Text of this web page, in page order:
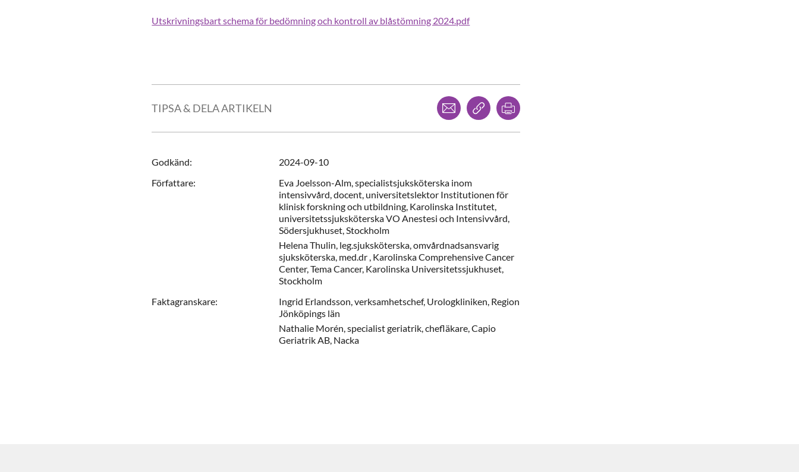
Utskrivningsbart schema för bedömning och kontroll av blåstömning 2024.pdf
TIPSA & DELA ARTIKELN
Dela via mejlKopiera länk
Godkänd:
2024-09-10
Författare: Eva Joelsson-Alm,specialistsjuksköterska inom
intensivvård, docent, universitetslektor Institutionen för
klinisk forskning och utbildning, Karolinska Institutet,
universitetssjuksköterska VO Anestesi och Intensivvård,
Södersjukhuset,Stockholm
HelenaThulin, leg.sjuksköterska, omvårdnadsansvarig
sjuksköterska, med.dr , Karolinska Comprehensive Cancer
Center, Tema Cancer, Karolinska Universitetssjukhuset,
Stockholm
Faktagranskare: Ingrid Erlandsson,verksamhetschef, Urologkliniken, Region
Jönköpings län
Nathalie Morén,specialist geriatrik, chefläkare,Capio
Geriatrik AB, Nacka